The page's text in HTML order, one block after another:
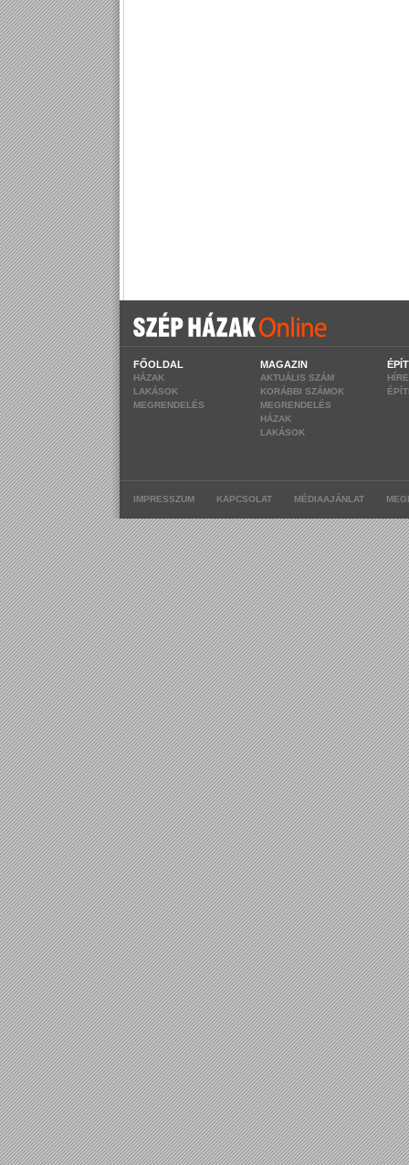
FŐOLDAL
HÁZAK
LAKÁSOK
MEGRENDELÉS
MAGAZIN
AKTUÁLIS SZÁM
KORÁBBI SZÁMOK
MEGRENDELÉS
HÁZAK
LAKÁSOK
IMPRESSZUM KAPCSOLAT MÉDIAAJÁNLAT